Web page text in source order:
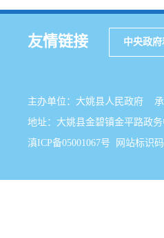
友情链接 中央政
主办单位：大姚县人民政府
地址：大姚县金碧镇金平路政
滇ICP备05001067号 网站标识